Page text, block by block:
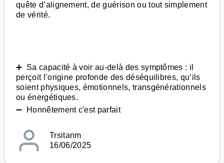
quête d’alignement, de guérison ou tout simplement
de vérité.
➕ Sa capacité à voir au-delà des symptômes : il
perçoit l’origine profonde des déséquilibres, qu’ils
soient physiques, émotionnels, transgénérationnels
ou énergétiques.
➖ Honnêtement c'est parfait
Trsitanm
16/06/2025